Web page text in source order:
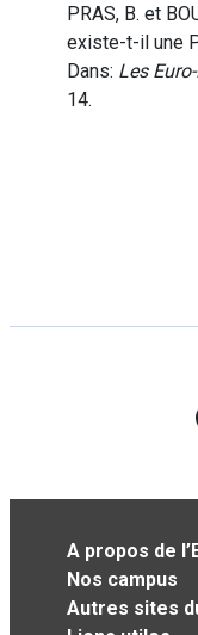
PRAS, B. et
existe-t-il une
Dans: Les
14.
A propos de
Nos campus
Autres sites